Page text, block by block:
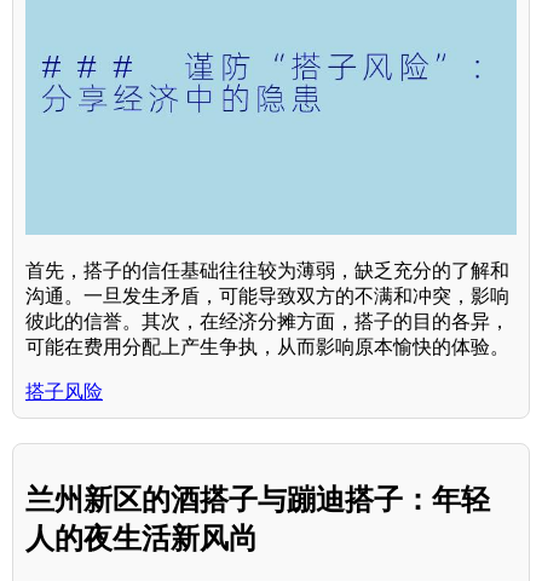
首先，搭子的信任基础往往较为薄弱，缺乏充分的了解和
沟通。一旦发生矛盾，可能导致双方的不满和冲突，影响
彼此的信誉。其次，在经济分摊方面，搭子的目的各异，
可能在费用分配上产生争执，从而影响原本愉快的体验。
搭子风险
兰州新区的酒搭子与蹦迪搭子：年轻
人的夜生活新风尚